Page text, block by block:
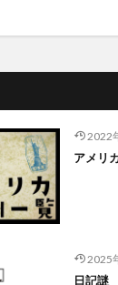
2022
アメリ
2025
日記謎